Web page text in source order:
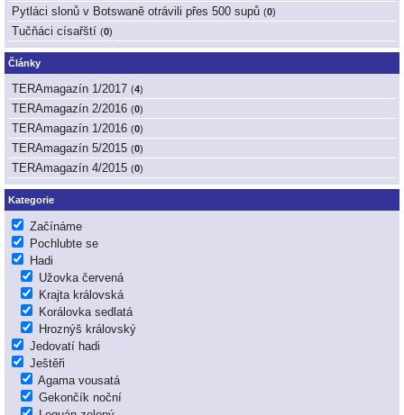
Pytláci slonů v Botswaně otrávili přes 500 supů (0)
Tučňáci císařští (0)
Články
TERAmagazín 1/2017 (4)
TERAmagazín 2/2016 (0)
TERAmagazín 1/2016 (0)
TERAmagazín 5/2015 (0)
TERAmagazín 4/2015 (0)
Kategorie
Začínáme
Pochlubte se
Hadi
Užovka červená
Krajta královská
Korálovka sedlatá
Hroznýš královský
Jedovatí hadi
Ještěři
Agama vousatá
Gekončík noční